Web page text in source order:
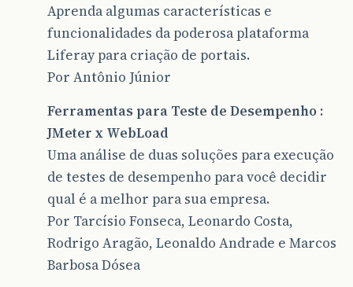
Aprenda algumas características e
funcionalidades da poderosa plataforma
Liferay para criação de portais.
Por Antônio Júnior
Ferramentas para Teste de Desempenho :
JMeter x WebLoad
Uma análise de duas soluções para execução
de testes de desempenho para você decidir
qual é a melhor para sua empresa.
Por Tarcísio Fonseca, Leonardo Costa,
Rodrigo Aragão, Leonaldo Andrade e Marcos
Barbosa Dósea